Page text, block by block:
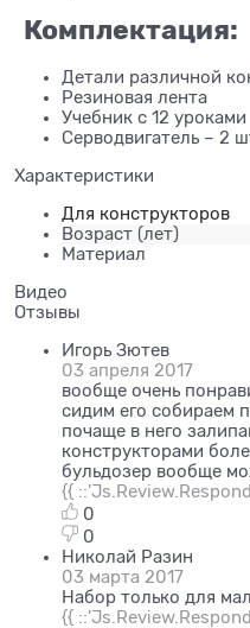
Комплектация:
Детали различной
Резиновая лента
Учебник с 12 уроками
Серводвигатель – 2
Характеристики
Для конструкторов
Возраст (лет)
Материал
Видео
Отзывы
Игорь Зютев
03 апреля 2017
вообще очень
сидим его собираем
почаще в него
конструкторами
бульдозер вообще
{{
0
0
Николай Разин
03 марта 2017
Набор только для
{{